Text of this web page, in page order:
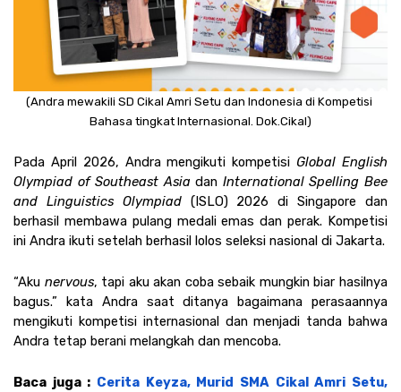
(Andra mewakili SD Cikal Amri Setu dan Indonesia di Kompetisi
Bahasa tingkat Internasional. Dok.Cikal)
Pada April 2026, Andra mengikuti kompetisi Global English
Olympiad of Southeast Asia dan International Spelling Bee
and Linguistics Olympiad (ISLO) 2026 di Singapore dan
berhasil membawa pulang medali emas dan perak. Kompetisi
ini Andra ikuti setelah berhasil lolos seleksi nasional di Jakarta.
“Aku nervous, tapi aku akan coba sebaik mungkin biar hasilnya
bagus.” kata Andra saat ditanya bagaimana perasaannya
mengikuti kompetisi internasional dan menjadi tanda bahwa
Andra tetap berani melangkah dan mencoba.
Baca juga : Cerita Keyza, Murid SMA Cikal Amri Setu,